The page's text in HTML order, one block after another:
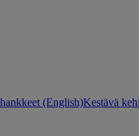
(English)Kestävä